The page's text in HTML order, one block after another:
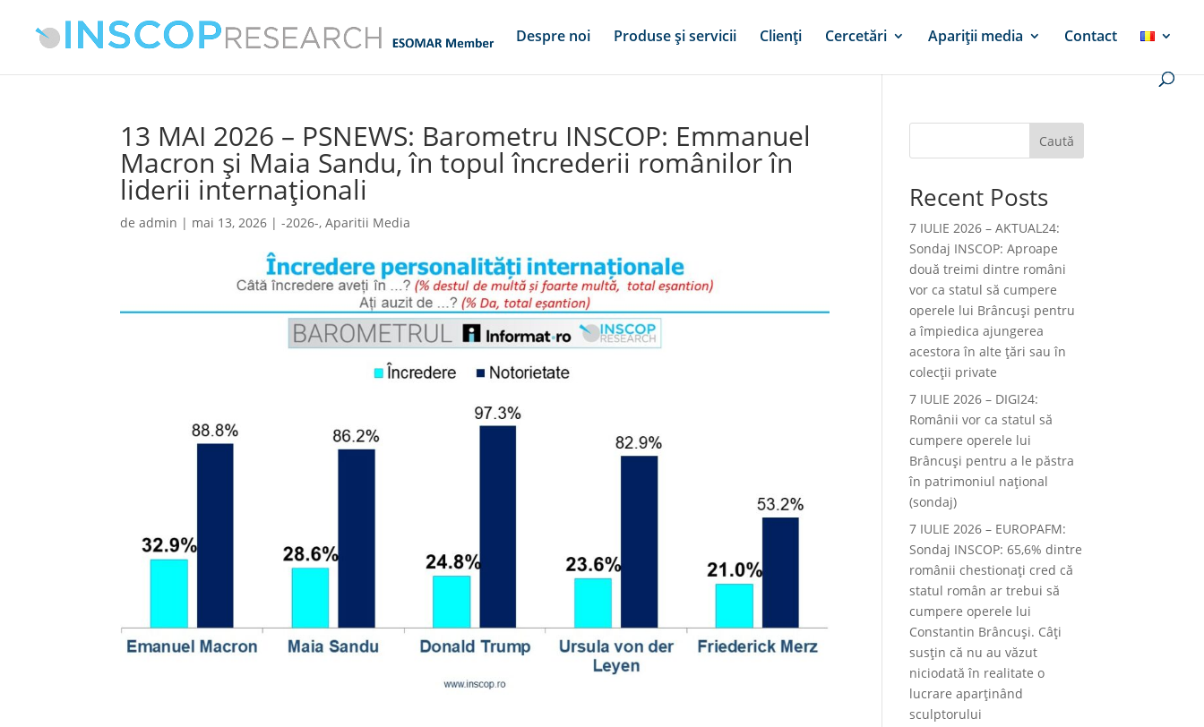
Despre noi Produse și servicii Clienți Cercetări Apariții media Contact
13 MAI 2026 – PSNEWS: Barometru INSCOP: Emmanuel
Macron și Maia Sandu, în topul încrederii românilor în
liderii internaționali
deadmin | mai 13, 2026 |-2026-,Aparitii Media
Caută
Recent Posts
7 IULIE 2026 – AKTUAL24:
Sondaj INSCOP: Aproape
două treimi dintre români
vor ca statul să cumpere
operele lui Brâncuşi pentru
a împiedica ajungerea
acestora în alte ţări sau în
colecţii private
7 IULIE 2026 – DIGI24:
Românii vor ca statul să
cumpere operele lui
Brâncuși pentru a le păstra
în patrimoniul național
(sondaj)
7 IULIE 2026 – EUROPAFM:
Sondaj INSCOP: 65,6% dintre
românii chestionați cred că
statul român ar trebui să
cumpere operele lui
Constantin Brâncuși. Câți
susțin că nu au văzut
niciodată în realitate o
lucrare aparținând
sculptorului